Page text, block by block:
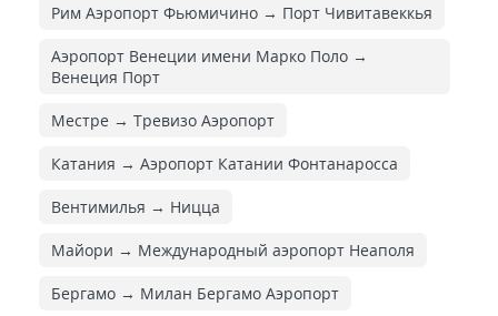
Рим Аэропорт Фьюмичино → Порт Чивитавеккья
Аэропорт Венеции имени Марко Поло →
Венеция Порт
Местре → Тревизо Аэропорт
Катания → Аэропорт Катании Фонтанаросса
Вентимилья → Ницца
Майори → Международный аэропорт Неаполя
Бергамо → Милан Бергамо Аэропорт